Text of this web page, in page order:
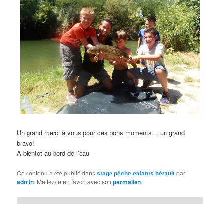
Un grand merci à vous pour ces bons moments… un grand
bravo!
A bientôt au bord de l’eau
Ce contenu a été publié dansstage pêche enfants héraultpar
admin. Mettez-le en favori avec sonpermalien.